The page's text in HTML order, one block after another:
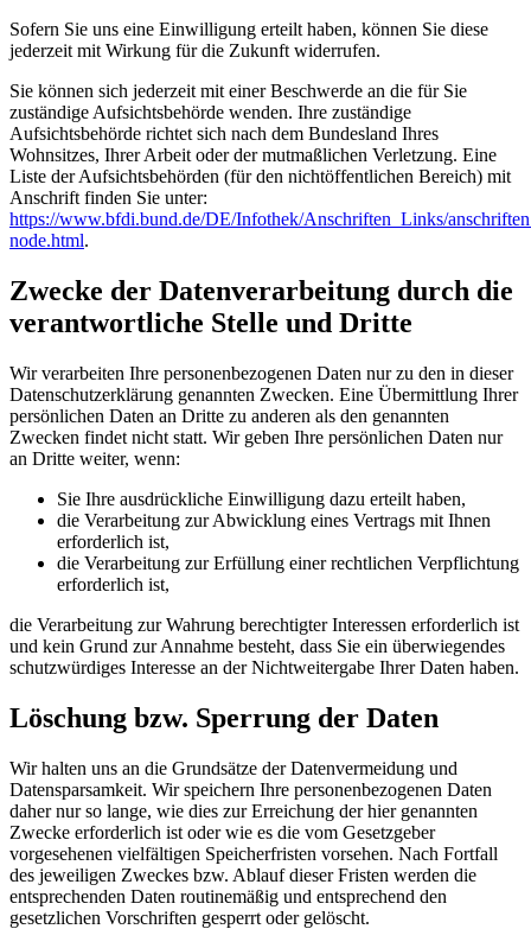
Sofern Sie uns eine Einwilligung erteilt haben, können Sie diese
jederzeit mit Wirkung für die Zukunft widerrufen.
Sie können sich jederzeit mit einer Beschwerde an die für Sie
zuständige Aufsichtsbehörde wenden. Ihre zuständige
Aufsichtsbehörde richtet sich nach dem Bundesland Ihres
Wohnsitzes, Ihrer Arbeit oder der mutmaßlichen Verletzung. Eine
Liste der Aufsichtsbehörden (für den nichtöffentlichen Bereich) mit
Anschrift finden Sie unter:
https://www.bfdi.bund.de/DE/Infothek/Anschriften_Links/
node.html.
Zwecke der Datenverarbeitung durch die
verantwortliche Stelle und Dritte
Wir verarbeiten Ihre personenbezogenen Daten nur zu den in dieser
Datenschutzerklärung genannten Zwecken. Eine Übermittlung Ihrer
persönlichen Daten an Dritte zu anderen als den genannten
Zwecken findet nicht statt. Wir geben Ihre persönlichen Daten nur
an Dritte weiter, wenn:
Sie Ihre ausdrückliche Einwilligung dazu erteilt haben,
die Verarbeitung zur Abwicklung eines Vertrags mit Ihnen
erforderlich ist,
die Verarbeitung zur Erfüllung einer rechtlichen Verpflichtung
erforderlich ist,
die Verarbeitung zur Wahrung berechtigter Interessen erforderlich ist
und kein Grund zur Annahme besteht, dass Sie ein überwiegendes
schutzwürdiges Interesse an der Nichtweitergabe Ihrer Daten haben.
Löschung bzw. Sperrung der Daten
Wir halten uns an die Grundsätze der Datenvermeidung und
Datensparsamkeit. Wir speichern Ihre personenbezogenen Daten
daher nur so lange, wie dies zur Erreichung der hier genannten
Zwecke erforderlich ist oder wie es die vom Gesetzgeber
vorgesehenen vielfältigen Speicherfristen vorsehen. Nach Fortfall
des jeweiligen Zweckes bzw. Ablauf dieser Fristen werden die
entsprechenden Daten routinemäßig und entsprechend den
gesetzlichen Vorschriften gesperrt oder gelöscht.